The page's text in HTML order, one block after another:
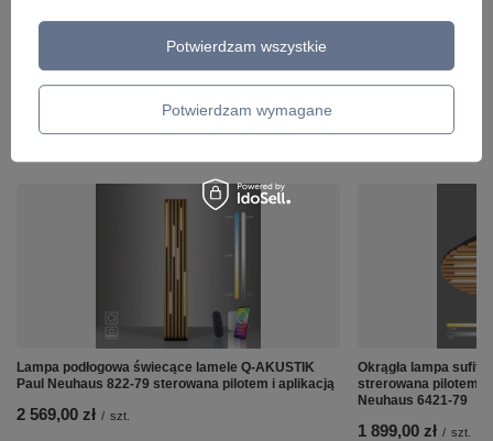
Lampa podłogowa świecące lamele Q-AKUSTIK
Paul Neuhaus 822-79 sterowana pilotem i aplikacją
2 569,00 zł / szt.
Okrągła lampa
strerowana pilotem i
Neuhaus 6421-79
1 899,00 zł / szt.
Potwierdzam wymagane
Potwierdzam wszystkie